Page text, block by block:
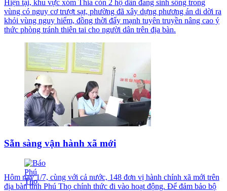
Hiện tại, khu vực xóm Thia còn 2 hộ dân đang sinh sống trong
vùng có nguy cơ trượt sạt, phường đã xây dựng phương án di dời ra
khỏi vùng nguy hiểm, đồng thời đẩy mạnh tuyên truyền nâng cao ý
thức phòng tránh thiên tai cho người dân trên địa bàn.
Sẵn sàng vận hành xã mới
Hôm nay 1/7, cùng với cả nước, 148 đơn vị hành chính xã mới trên
địa bàn tỉnh Phú Thọ chính thức đi vào hoạt động. Để đảm bảo bộ